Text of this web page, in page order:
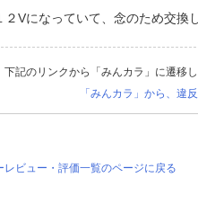
２Vになっていて、念のため交換
下記のリンクから「みんカラ」に遷移
「みんカラ」から、違
ビュー・評価一覧のページに戻る